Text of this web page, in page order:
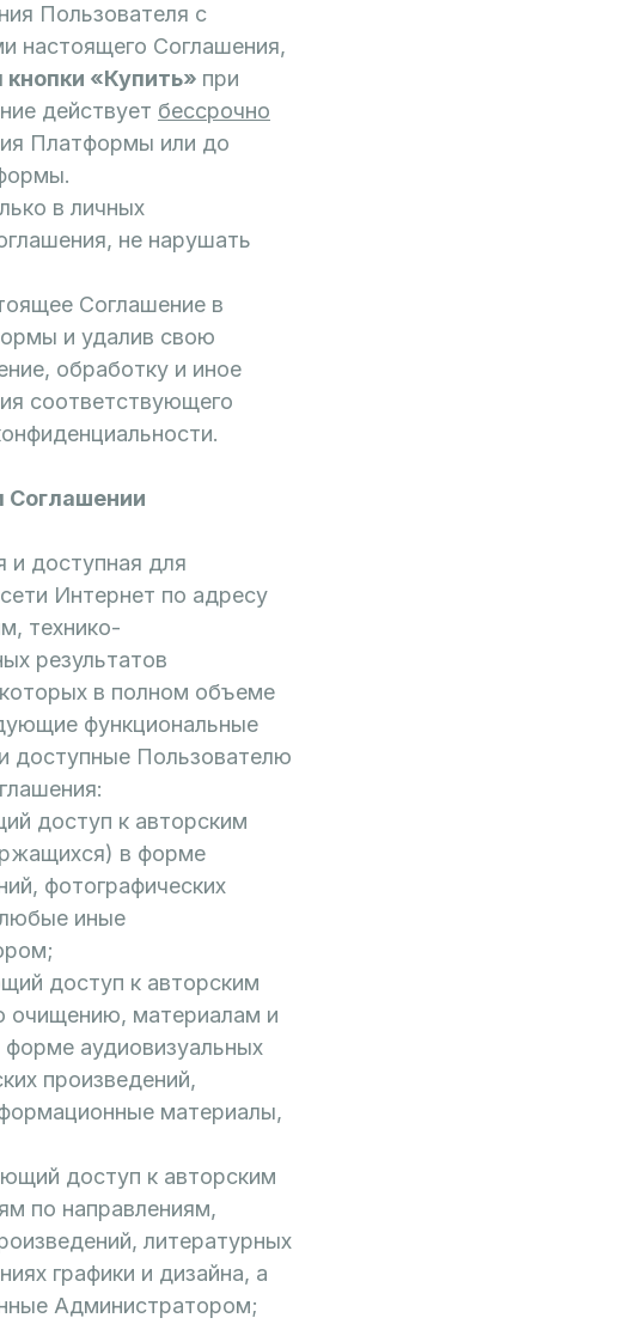
Пользователя с
настоящего Соглашения,
«Купить» при
действует бессрочно
Платформы или до
в личных
не нарушать
Соглашение в
и удалив свою
обработку и иное
соответствующего
Соглашении
и доступная для
Интернет по адресу
технико-
результатов
которых в полном объеме
функциональные
доступные Пользователю
доступ к авторским
в форме
фотографических
любые иные
доступ к авторским
очищению, материалам и
аудиовизуальных
произведений,
материалы,
доступ к авторским
по направлениям,
литературных
графики и дизайна, а
Администратором;